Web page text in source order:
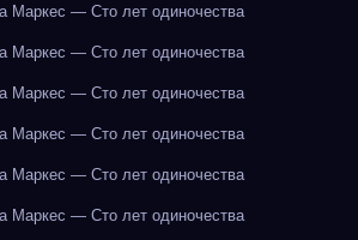
Маркес — Сто лет одиночества
Маркес — Сто лет одиночества
Маркес — Сто лет одиночества
Маркес — Сто лет одиночества
Маркес — Сто лет одиночества
Маркес — Сто лет одиночества